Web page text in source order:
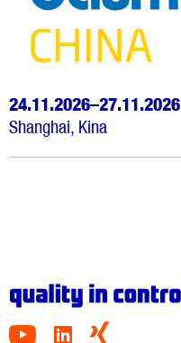
24.11.2026–27.11.2026
Shanghai, Kina